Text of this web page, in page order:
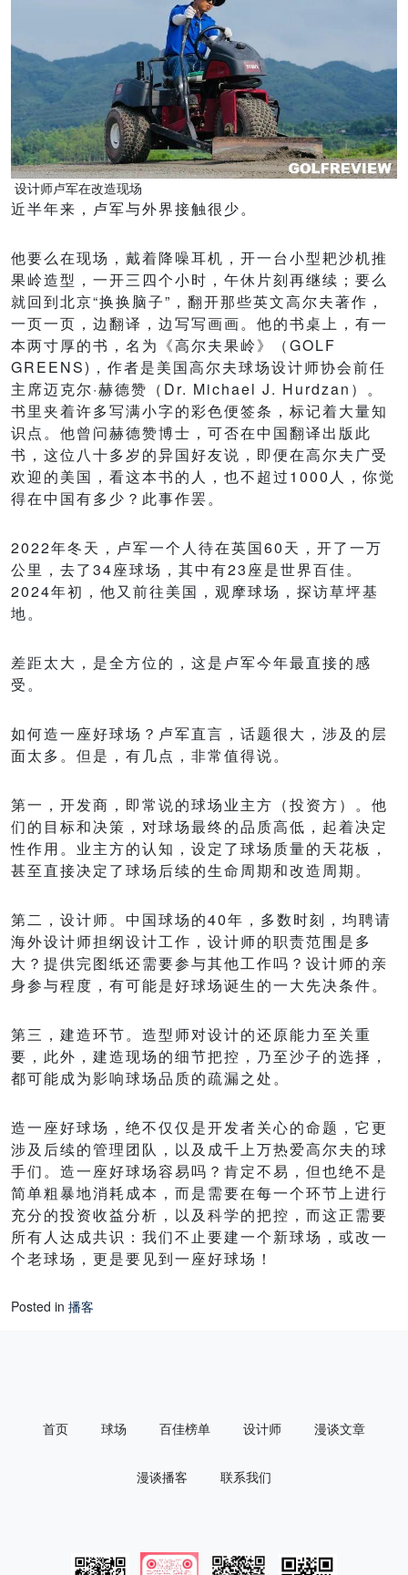
设计师卢军在改造现场
近半年来，卢军与外界接触很少。
他要么在现场，戴着降噪耳机，开一台小型耙沙机推
果岭造型，一开三四个小时，午休片刻再继续；要么
就回到北京“换换脑子”，翻开那些英文高尔夫著作，
一页一页，边翻译，边写写画画。他的书桌上，有一
本两寸厚的书，名为《高尔夫果岭》（GOLF
GREENS)，作者是美国高尔夫球场设计师协会前任
主席迈克尔·赫德赞（Dr. Michael J. Hurdzan）。
书里夹着许多写满小字的彩色便签条，标记着大量知
识点。他曾问赫德赞博士，可否在中国翻译出版此
书，这位八十多岁的异国好友说，即便在高尔夫广受
欢迎的美国，看这本书的人，也不超过1000人，你觉
得在中国有多少？此事作罢。
2022年冬天，卢军一个人待在英国60天，开了一万
公里，去了34座球场，其中有23座是世界百佳。
2024年初，他又前往美国，观摩球场，探访草坪基
地。
差距太大，是全方位的，这是卢军今年最直接的感
受。
如何造一座好球场？卢军直言，话题很大，涉及的层
面太多。但是，有几点，非常值得说。
第一，开发商，即常说的球场业主方（投资方）。他
们的目标和决策，对球场最终的品质高低，起着决定
性作用。业主方的认知，设定了球场质量的天花板，
甚至直接决定了球场后续的生命周期和改造周期。
第二，设计师。中国球场的40年，多数时刻，均聘请
海外设计师担纲设计工作，设计师的职责范围是多
大？提供完图纸还需要参与其他工作吗？设计师的亲
身参与程度，有可能是好球场诞生的一大先决条件。
第三，建造环节。造型师对设计的还原能力至关重
要，此外，建造现场的细节把控，乃至沙子的选择，
都可能成为影响球场品质的疏漏之处。
造一座好球场，绝不仅仅是开发者关心的命题，它更
涉及后续的管理团队，以及成千上万热爱高尔夫的球
手们。造一座好球场容易吗？肯定不易，但也绝不是
简单粗暴地消耗成本，而是需要在每一个环节上进行
充分的投资收益分析，以及科学的把控，而这正需要
所有人达成共识：我们不止要建一个新球场，或改一
个老球场，更是要见到一座好球场！
Posted in 播客
首页 球场 百佳榜单 设计师 漫谈文章
漫谈播客 联系我们